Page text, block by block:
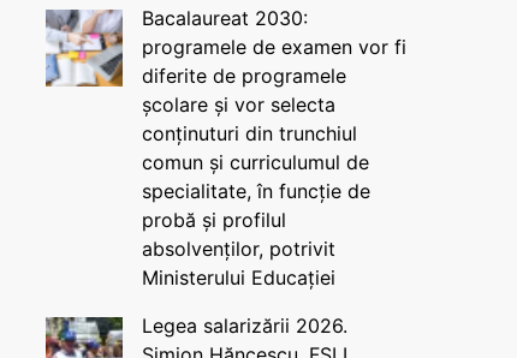
Bacalaureat 2030:
programele de examen vor fi
diferite de programele
școlare și vor selecta
conținuturi din trunchiul
comun și curriculumul de
specialitate, în funcție de
probă și profilul
absolvenților, potrivit
Ministerului Educației
Legea salarizării 2026.